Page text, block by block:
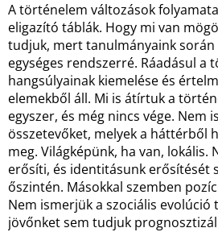
A történelem változások
eligazító táblák. Hogy mi van
tudjuk, mert tanulmányaink során
egységes rendszerré. Ráadásul a
hangsúlyainak kiemelése és
elemekből áll. Mi is átírtuk a
egyszer, és még nincs vége. Nem
összetevőket, melyek a háttérből
meg. Világképünk, ha van, lokális.
erősíti, és identitásunk erősítését
őszintén. Másokkal szemben
Nem ismerjük a szociális evolúció
jövőnket sem tudjuk